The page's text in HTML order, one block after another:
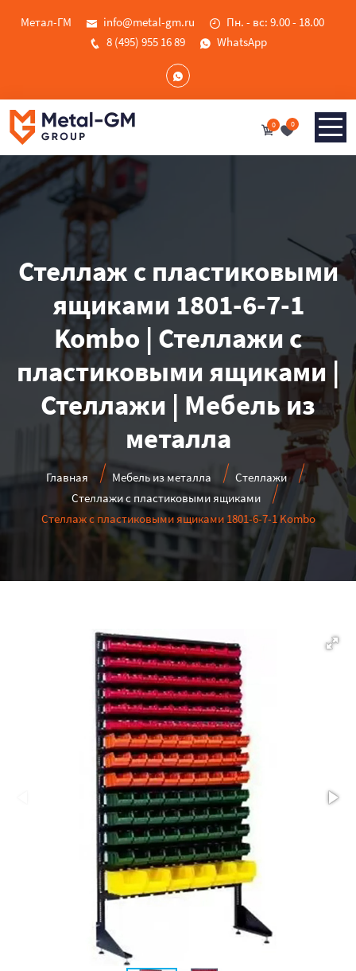
Метал-ГМ info@metal-gm.ru
Пн. - вс: 9.00 - 18.00
8 (495) 955 16 89
WhatsApp
0 0
Стеллаж с пластиковыми
ящиками 1801-6-7-1
Kombo | Стеллажи с
пластиковыми ящиками |
Стеллажи | Мебель из
металла
Главная Мебель из металла
Стеллажи
Стеллажи с пластиковыми ящиками
Стеллаж с пластиковыми ящиками 1801-6-7-1 Kombo